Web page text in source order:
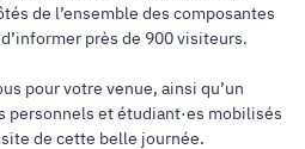
de l’ensemble des composantes
près de 900 visiteurs.
pour votre venue, ainsi qu’un
personnels et étudiant·es mobilisés
de cette belle journée.